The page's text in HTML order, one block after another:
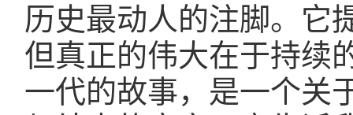
历史最动人的注脚。它
但真正的伟大在于持续
一代的故事，是一个关